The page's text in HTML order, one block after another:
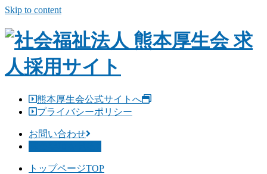
Skip to content
熊本厚生会公式サイトへ
プライバシーポリシー
お問い合わせ
トップページTOP